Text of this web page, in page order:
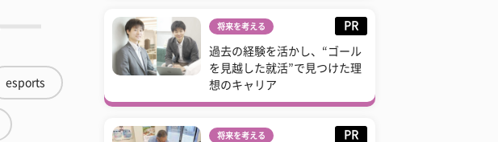
esports
将来を考える PR
過去の経験を活かし、“ゴール
を見越した就活”で見つけた理
想のキャリア
将来を考える PR